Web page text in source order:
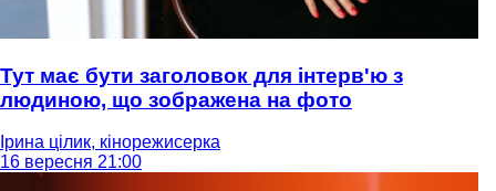
Тут має бути заголовок для інтерв'ю з
людиною, що зображена на фото
Ірина цілик, кінорежисерка
16 вересня 21:00